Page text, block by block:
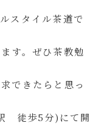
スタイル茶道で
す。ぜひ茶教勉
できたらと思っ
徒歩5分)にて開